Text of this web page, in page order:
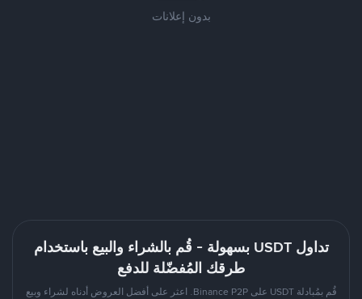
بدون إعلانات
تداول USDT بسهولة - قُم بالشراء والبيع باستخدام
طرقك المُفضّلة للدفع
قُم بمُبادلة USDT على Binance P2P. اعثر على أفضل العروض أدناه لشراء وبيع